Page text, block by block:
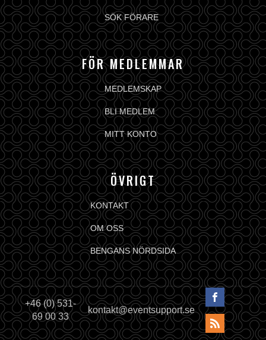
SÖK FÖRARE
FÖR MEDLEMMAR
MEDLEMSKAP
BLI MEDLEM
MITT KONTO
ÖVRIGT
KONTAKT
OM OSS
BENGANS NÖRDSIDA
+46 (0) 531-
69 00 33
kontakt@eventsupport.se